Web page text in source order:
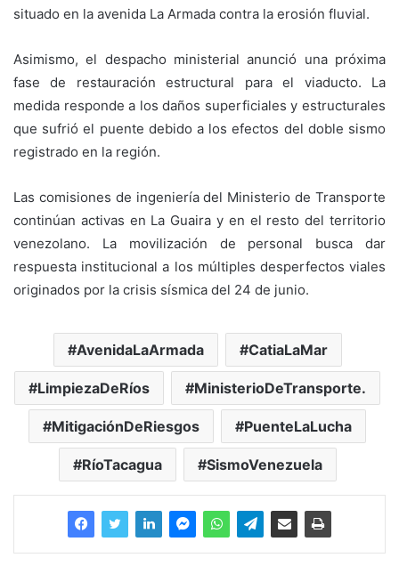
situado en la avenida La Armada contra la erosión fluvial.
Asimismo, el despacho ministerial anunció una próxima
fase de restauración estructural para el viaducto. La
medida responde a los daños superficiales y estructurales
que sufrió el puente debido a los efectos del doble sismo
registrado en la región.
Las comisiones de ingeniería del Ministerio de Transporte
continúan activas en La Guaira y en el resto del territorio
venezolano. La movilización de personal busca dar
respuesta institucional a los múltiples desperfectos viales
originados por la crisis sísmica del 24 de junio.
AvenidaLaArmada CatiaLaMar
LimpiezaDeRíos MinisterioDeTransporte.
MitigaciónDeRiesgos PuenteLaLucha
RíoTacagua SismoVenezuela